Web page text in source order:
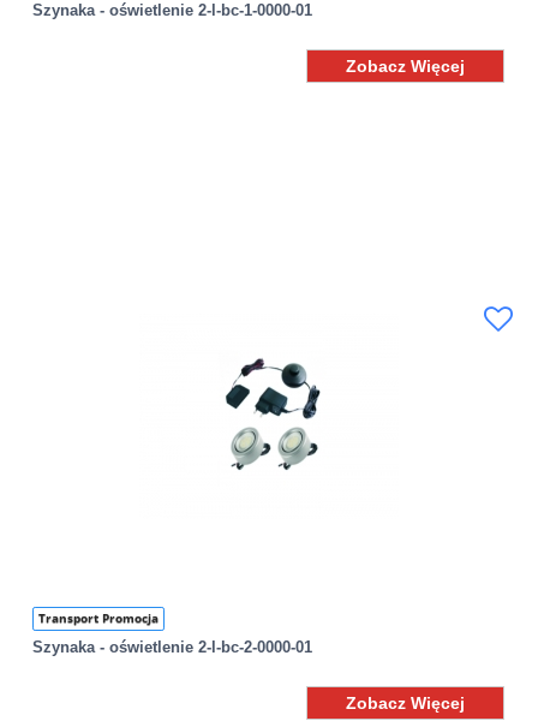
Szynaka - oświetlenie 2-l-bc-1-0000-01
Zobacz Więcej
Transport Promocja
Szynaka - oświetlenie 2-l-bc-2-0000-01
Zobacz Więcej